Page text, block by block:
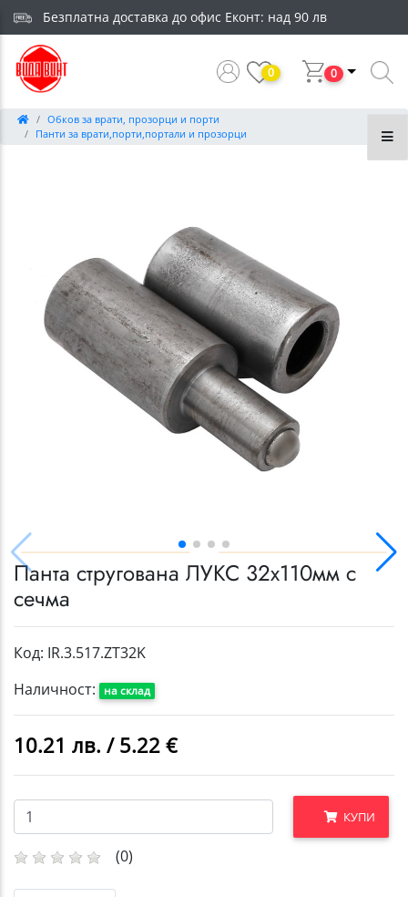
Безплатна доставка до офис Еконт: над 90 лв
0 0
Обков за врати, прозорци и порти
Панти за врати,порти,портали и прозорци
Панта стругована ЛУКС 32x110мм с
сечма
Код: IR.3.517.ZT32K
Наличност: на склад
10.21 лв. / 5.22 €
КУПИ
(0)